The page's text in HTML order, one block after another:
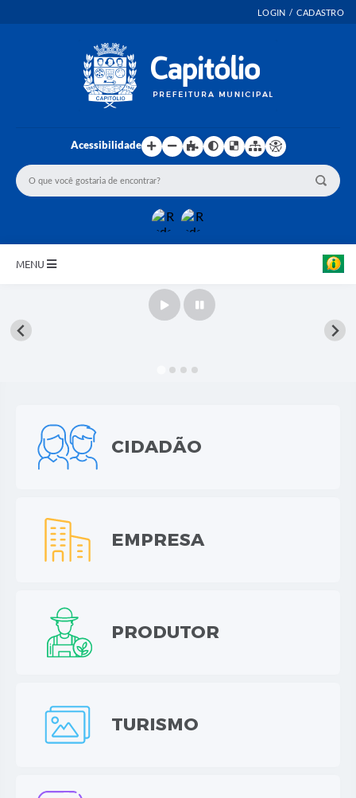
LOGIN / CADASTRO
Acessibilidade
MENU
EMENDAS PARLAMENTARES
Transparência
LGPD
Governança
A Nossa Cidade
Secretarias
Patrimônio Cultural
Agenda Oficial
CIDADÃO
EMPRESA
PRODUTOR
TURISMO